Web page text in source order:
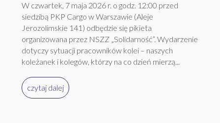
W czwartek, 7 maja 2026 r. o godz. 12:00 przed
siedzibą PKP Cargo w Warszawie (Aleje
Jerozolimskie 141) odbędzie się pikieta
organizowana przez NSZZ „Solidarność”. Wydarzenie
dotyczy sytuacji pracowników kolei – naszych
koleżanek i kolegów, którzy na co dzień mierzą...
czytaj dalej